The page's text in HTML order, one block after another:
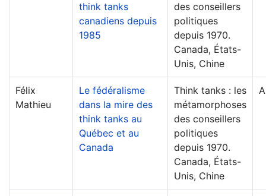
think tanks
canadiens depuis
1985
des conseillers
politiques
depuis 1970.
Canada, États-
Unis, Chine
Félix
Mathieu
Le fédéralisme
dans la mire des
think tanks au
Québec et au
Canada
Think tanks : les
métamorphoses
des conseillers
politiques
depuis 1970.
Canada, États-
Unis, Chine